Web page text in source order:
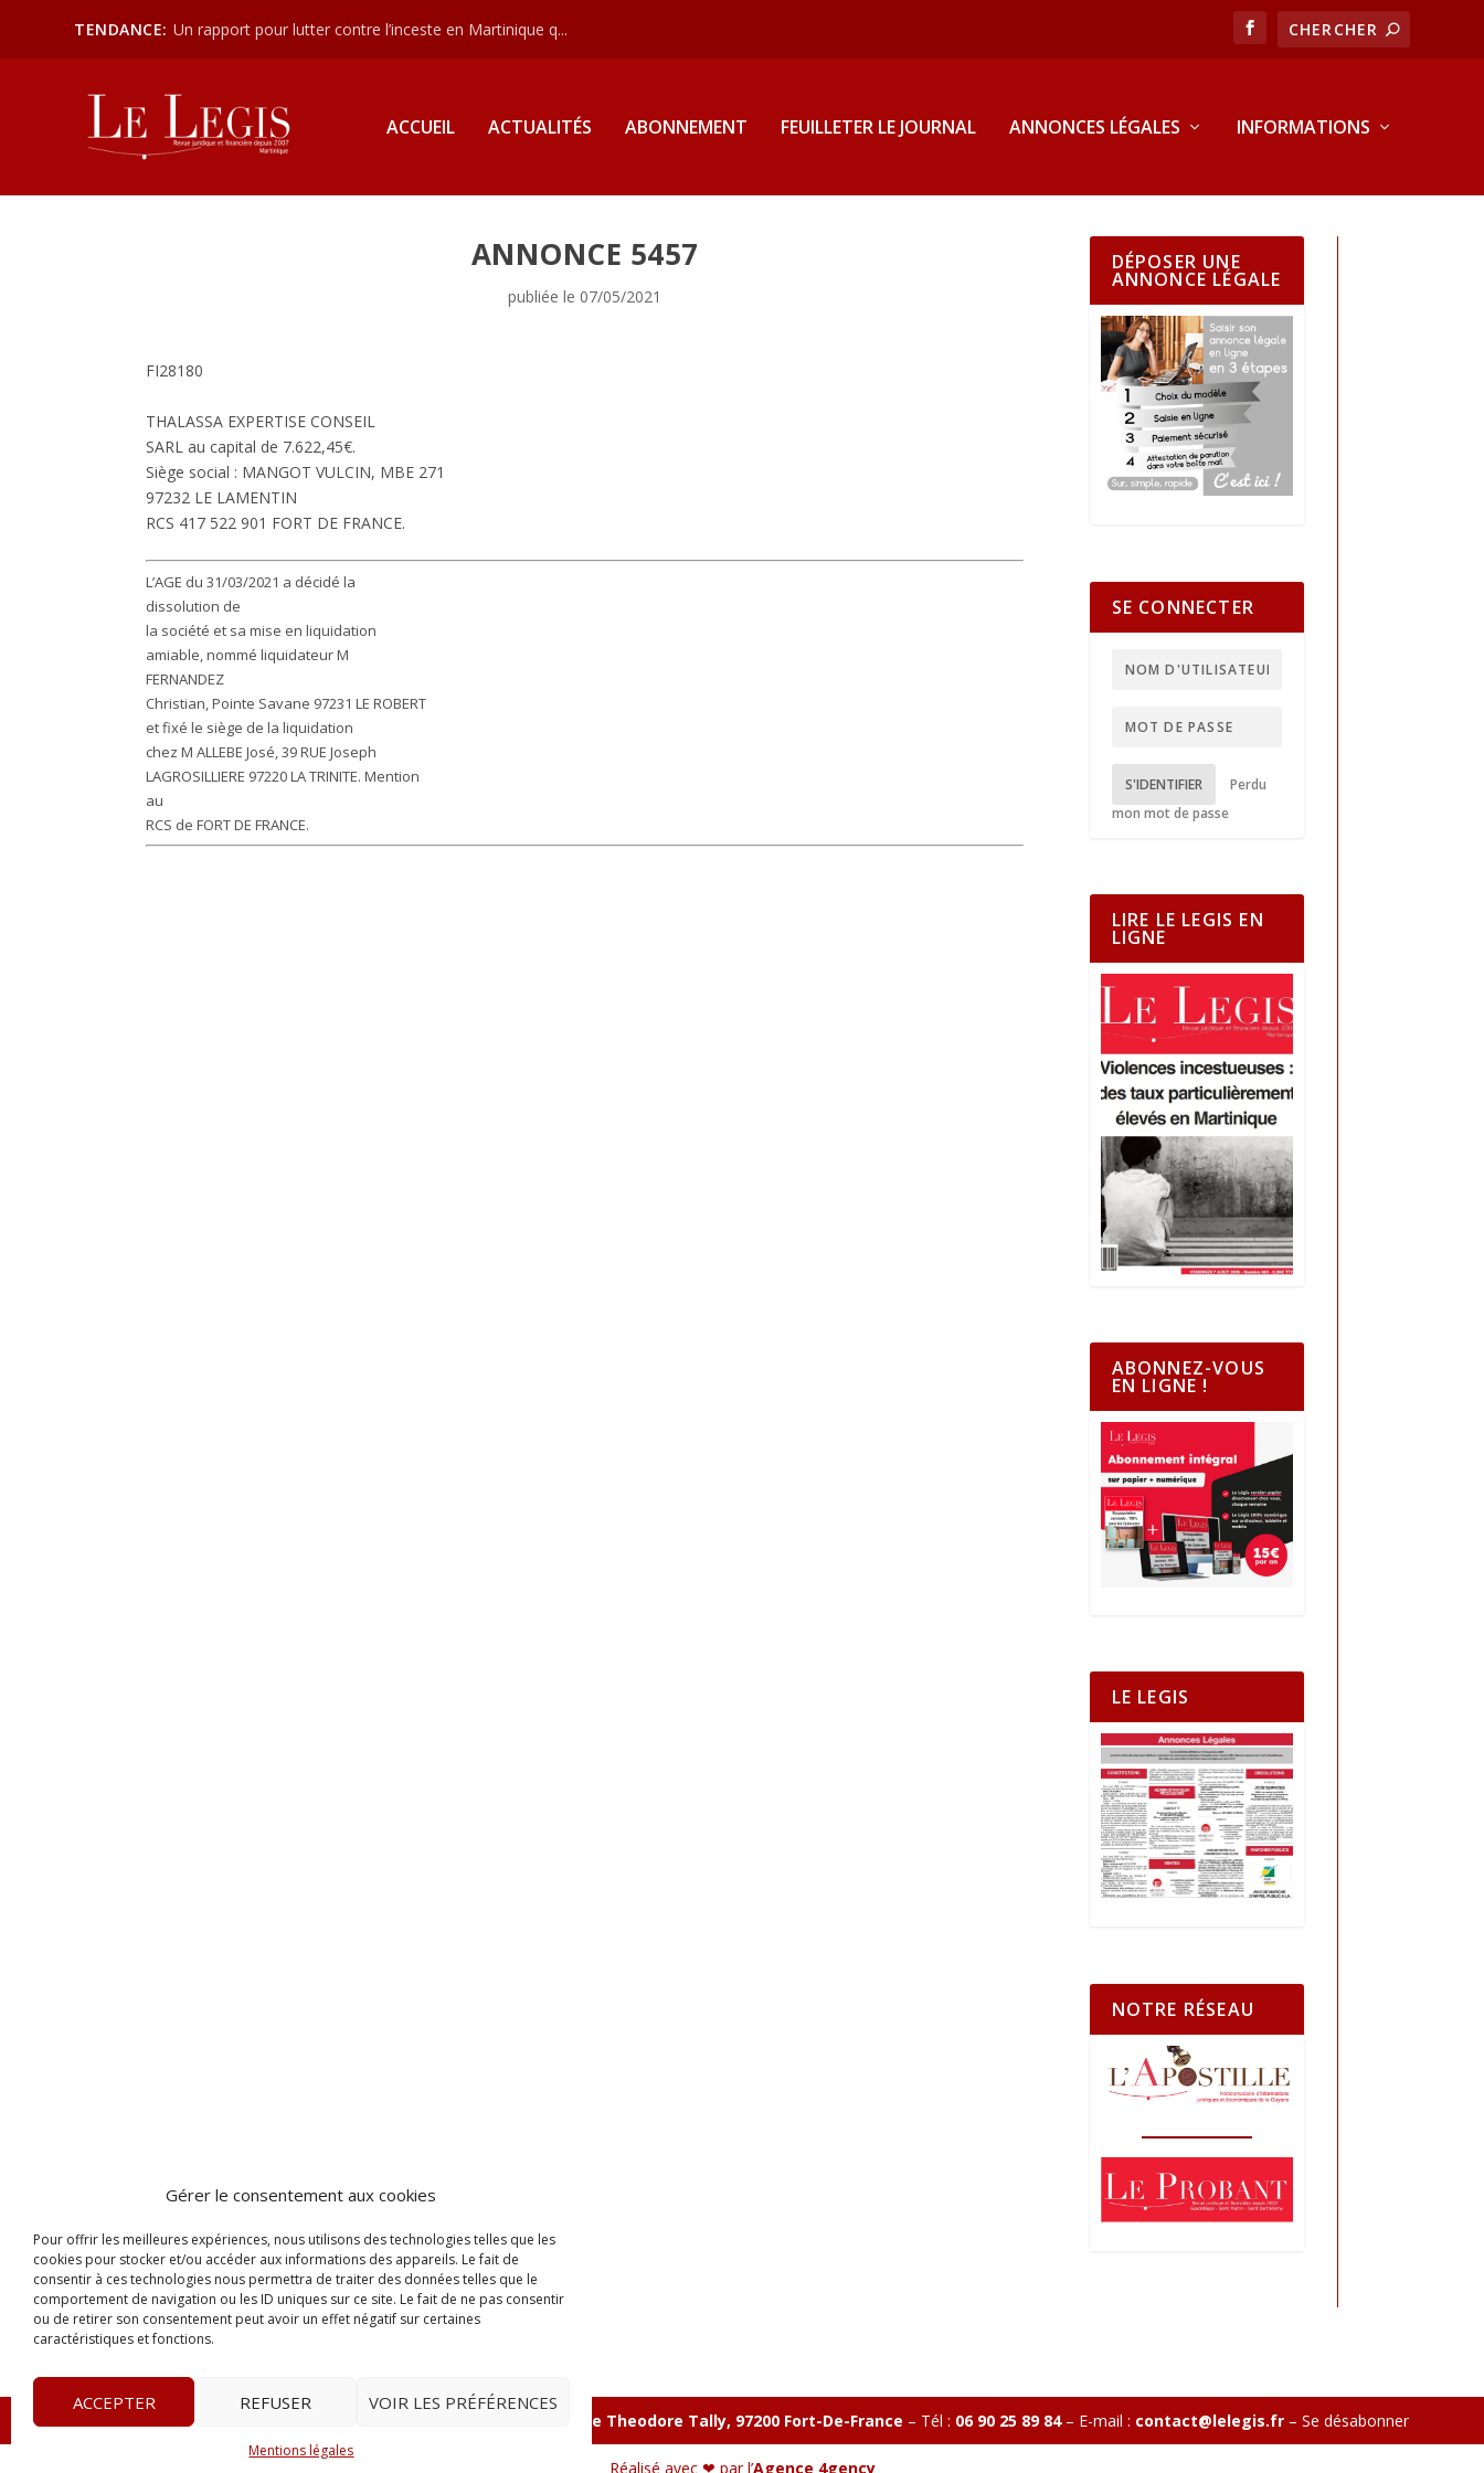
Gérer le consentement aux cookies
Pour offrir les meilleures expériences, nous utilisons des technologies telles que les
cookies pour stocker et/ou accéder aux informations des appareils. Le fait de
consentir à ces technologies nous permettra de traiter des données telles que le
comportement de navigation ou les ID uniques sur ce site. Le fait de ne pas consentir
ou de retirer son consentement peut avoir un effet négatif sur certaines
caractéristiques et fonctions.
ACCEPTER REFUSER VOIR LES PRÉFÉRENCES
Mentions légales
TENDANCE: Un rapport pour lutter contre l’inceste en Martinique q...
ACCUEIL ACTUALITÉS ABONNEMENT FEUILLETER LE JOURNAL ANNONCES LÉGALES INFORMATIONS
ANNONCE 5457
publiée le 07/05/2021
FI28180
THALASSA EXPERTISE CONSEIL
SARL au capital de 7.622,45€.
Siège social : MANGOT VULCIN, MBE 271
97232 LE LAMENTIN
RCS 417 522 901 FORT DE FRANCE.
L’AGE du 31/03/2021 a décidé la
dissolution de
la société et sa mise en liquidation
amiable, nommé liquidateur M
FERNANDEZ
Christian, Pointe Savane 97231 LE ROBERT
et fixé le siège de la liquidation
chez M ALLEBE José, 39 RUE Joseph
LAGROSILLIERE 97220 LA TRINITE. Mention
au
RCS de FORT DE FRANCE.
DÉPOSER UNE
ANNONCE LÉGALE
SE CONNECTER
S'IDENTIFIER
Perdu
mon mot de passe
LIRE LE LEGIS EN
LIGNE
ABONNEZ-VOUS
EN LIGNE !
LE LEGIS
NOTRE RÉSEAU
Le Legis Zone Franche Cité Dillon 365 B rue Theodore Tally, 97200 Fort-De-France – Tél : 06 90 25 89 84– E-mail : contact@lelegis.fr– Se désabonner
Réalisé avec ❤ par l’Agence 4gency